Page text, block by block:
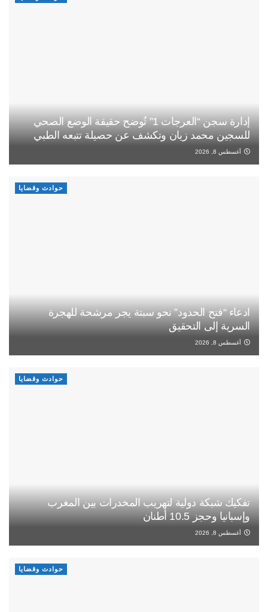
إدارة سجن “العرجات 1” تُوضح حقيقة الوضع الصحي
للسجين محمد زيان وتكشف عن حصيلة تتبعه الطبي
أغسطس 8, 2026
حوادث وقضايا
ادعاء “فتح الحدود” نحو سبتة يجر مرشحة للهجرة
السرية إلى التحقيق
أغسطس 8, 2026
حوادث وقضايا
تفكيك شبكة دولية لتهريب المخدرات بين المغرب
وإسبانيا وحجز 10.5 أطنان
أغسطس 8, 2026
حوادث وقضايا